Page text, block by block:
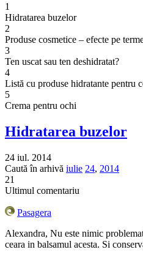
1
Hidratarea buzelor
2
Produse cosmetice – efecte pe
3
Ten uscat sau ten deshidratat?
4
Listă cu produse hidratante pentru
5
Crema pentru ochi
Hidratarea buzelor
24 iul. 2014
Caută în arhivă iulie 24, 2014
21
Ultimul comentariu
Pasagera
Alexandra, Nu este nimic
ceara in balsamul acesta. Si